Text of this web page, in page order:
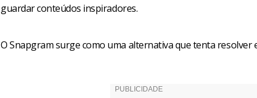
guardar conteúdos inspiradores.
O Snapgram surge como uma alternativa que tenta resolver